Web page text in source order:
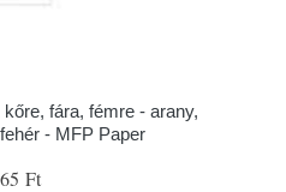
fára, fémre - arany,
- MFP Paper
Ft